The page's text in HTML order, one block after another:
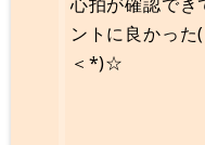
め
ねん
れ
ントに良かった(
＜*)☆